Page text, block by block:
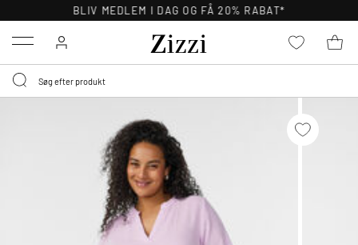
BLIV MEDLEM I DAG OG FÅ 20% RABAT*
Menu